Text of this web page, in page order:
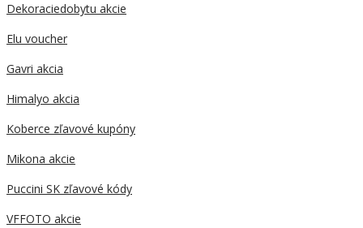
Dekoraciedobytu akcie
Elu voucher
Gavri akcia
Himalyo akcia
Koberce zľavové kupóny
Mikona akcie
Puccini SK zľavové kódy
VFFOTO akcie